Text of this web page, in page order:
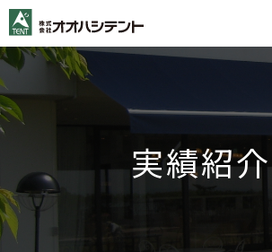
i
p
t
o
o
n
t
実績紹介